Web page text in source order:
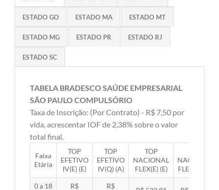
ESTADO GO ESTADO MA ESTADO MT
ESTADO MG ESTADO PR ESTADO RJ
ESTADO SC
TABELA BRADESCO SAÚDE EMPRESARIAL
SÃO PAULO COMPULSÓRIO
Taxa de Inscrição: (Por Contrato) - R$ 7,50 por
vida, acrescentar IOF de 2,38% sobre o valor
total final.
Faixa
Etária
TOP
EFETIVO
IV(E) (E)
TOP
EFETIVO
IV(Q) (A)
TOP
NACIONAL
FLEX(E) (E)
NACIONAL
FLEX(Q) (A)
0 a 18 R$ R$